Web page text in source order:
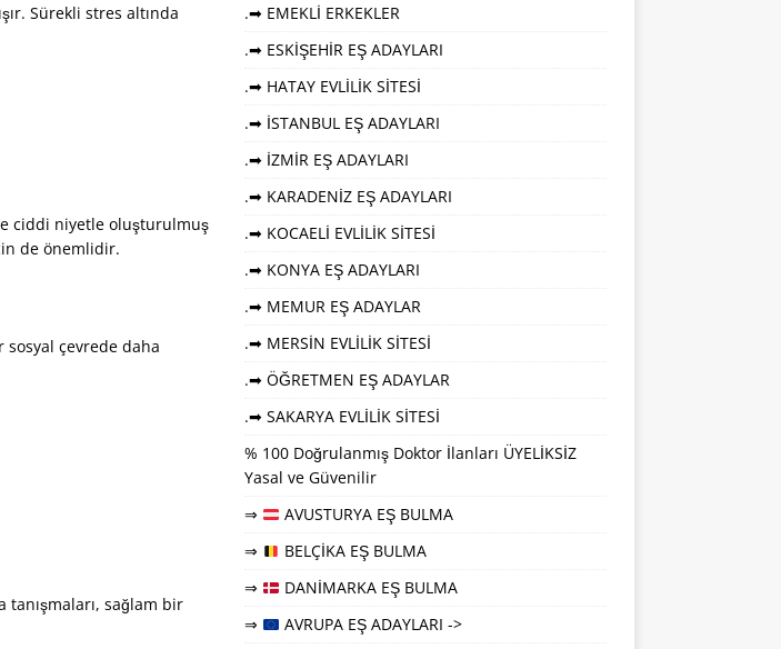
Sürekli stres altında
ciddi niyetle oluşturulmuş
de önemlidir.
çevrede daha
sağlam bir
.➡ EMEKLİ ERKEKLER
.➡ ESKİŞEHİR EŞ ADAYLARI
.➡ HATAY EVLİLİK SİTESİ
.➡ İSTANBUL EŞ ADAYLARI
.➡ İZMİR EŞ ADAYLARI
.➡ KARADENİZ EŞ ADAYLARI
.➡ KOCAELİ EVLİLİK SİTESİ
.➡ KONYA EŞ ADAYLARI
.➡ MEMUR EŞ ADAYLAR
.➡ MERSİN EVLİLİK SİTESİ
.➡ ÖĞRETMEN EŞ ADAYLAR
.➡ SAKARYA EVLİLİK SİTESİ
% 100 Doğrulanmış Doktor İlanları ÜYELİKSİZ
Yasal ve Güvenilir
⇒
AVUSTURYA EŞ BULMA
⇒
BELÇİKA EŞ BULMA
⇒
DANİMARKA EŞ BULMA
⇒
AVRUPA EŞ ADAYLARI ->